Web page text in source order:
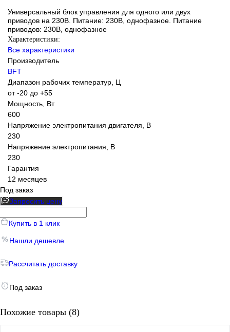
Универсальный блок управления для одного или двух
приводов на 230В. Питание: 230B, однофазное. Питание
приводов: 230B, однофазное
Характеристики:
Все характеристики
Производитель
BFT
Диапазон рабочих температур, Ц
от -20 до +55
Мощность, Вт
600
Напряжение электропитания двигателя, В
230
Напряжение электропитания, В
230
Гарантия
12 месяцев
Под заказ
Запросить цену
Купить в 1 клик
Нашли дешевле
Рассчитать доставку
Под заказ
Похожие товары (8)